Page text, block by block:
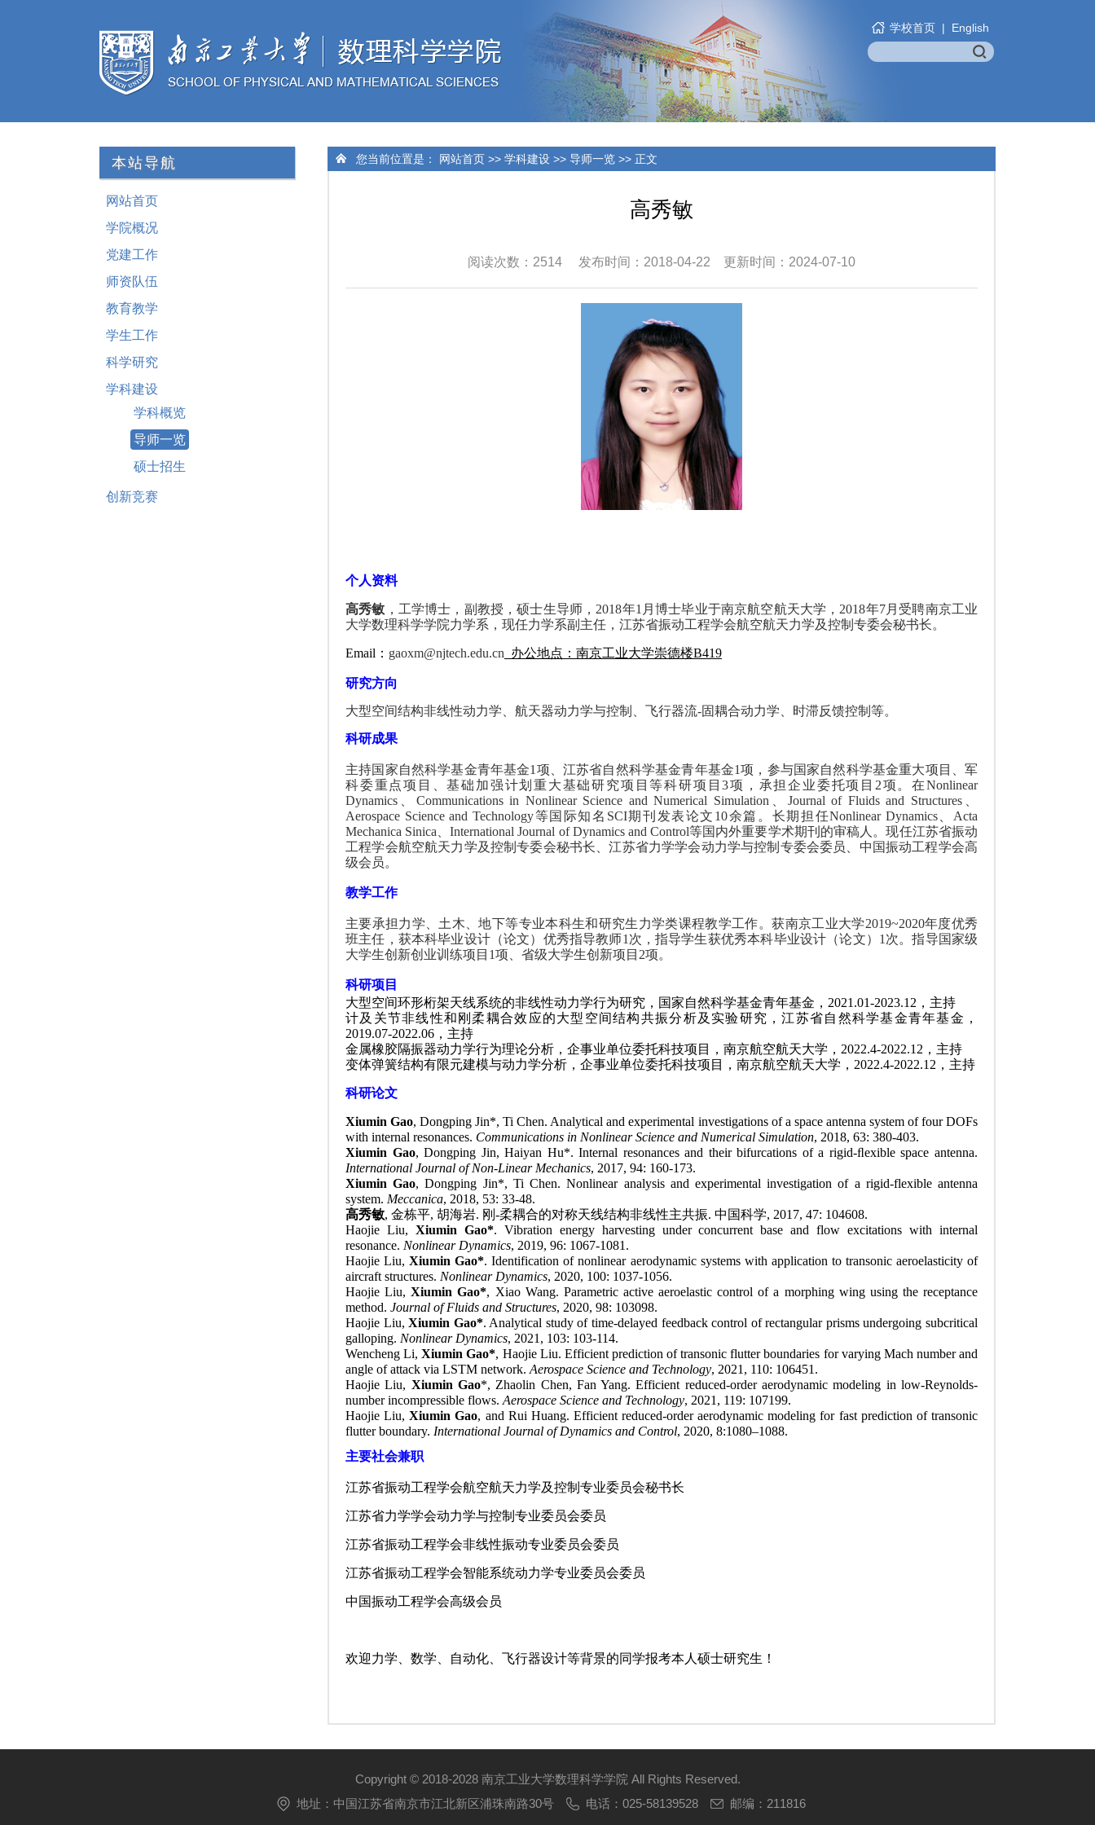
学校首页 | English
本站导航
网站首页
学院概况
党建工作
师资队伍
教育教学
学生工作
科学研究
学科建设
学科概览
导师一览
硕士招生
创新竞赛
您当前位置是： 网站首页 >> 学科建设 >> 导师一览 >> 正文
高秀敏
阅读次数： 2514 发布时间：2018-04-22 更新时间：2024-07-10
个人资料
高秀敏 ，工学博士，副教授，硕士生导师， 2018年1 月博士毕业于南京航空航天大学， 2018年7月受聘南京工业
大学数理科学学院力学系，现任力学系副主任，江苏省振动工程学会航空航天力学及控制专委会秘书长。
Email ： gaoxm@njtech.edu.cn 办公地点：南京工业大学崇德楼B419
研究方向
大型空间结构非线性动力学、航天器动力学与控制、飞行器流-固耦合动力学、时滞反馈控制等。
科研成果
主持国家自然科学基金青年基金1 项、江苏省自然科学基金青年基金1项，参与国家自然科学基金重大项目、军
科委重点项目、基础加强计划重大基础研究项目等科研项目3项，承担企业委托项目 2项。在Nonlinear
Dynamics
Communications in Nonlinear Science and Numerical Simulation Journal of Fluids and Structures、
Aerospace Science and Technology等国际知名 SCI期刊发表论文 10余篇。长期担任Nonlinear Dynamics、 Acta
Mechanica Sinica 、International Journal of Dynamics and Control等国内外重要学术期刊的审稿人。现任江苏省振动
工程学会航空航天力学及控制专委会秘书长、江苏省力学学会动力学与控制专委会委员、中国振动工程学会高
级会员。
教学工作
主要承担力学、土木、地下等专业本科生和研究生力学类课程教学工作。获南京工业大学2019~2020年度优秀
班主任，获本科毕业设计（论文）优秀指导教师1 次，指导学生获优秀本科毕业设计（论文） 1 次。指导国家级
大学生创新创业训练项目 1项、省级大学生创新项目 2项。
科研项目
大型空间环形桁架天线系统的非线性动力学行为研究 ，国家自然科学基金青年基金， 2021.01-2023.12 ，主持
计及关节非线性和刚柔耦合效应的大型空间结构共振分析及实验研究 ，江苏省自然科学基金青年基金，
2019.07-2022.06 ，主持
金属橡胶隔振器动力学行为理论分析，企事业单位委托科技项目，南京航空航天大学， 2022.4-2022.12 ，主持
变体弹簧结构有限元建模与动力学分析，企事业单位委托科技项目，南京航空航天大学， 2022.4-2022.12 ，主持
科研论文
Xiumin Gao, Dongping Jin*, Ti Chen. Analytical and experimental investigations of a space antenna system of four DOFs
with internal resonances. Communications in Nonlinear Science and Numerical Simulation, 2018, 63: 380-403.
Xiumin Gao, Dongping Jin, Haiyan Hu*. Internal resonances and their bifurcations of a rigid-ﬂexible space antenna.
International Journal of Non-Linear Mechanics, 2017, 94: 160-173.
Xiumin Gao, Dongping Jin*, Ti Chen. Nonlinear analysis and experimental investigation of a rigid-flexible antenna
system. Meccanica, 2018, 53: 33-48.
高秀敏, 金栋平, 胡海岩. 刚 -柔耦合的对称天线结构非线性主共振. 中国科学, 2017, 47: 104608.
Haojie Liu, Xiumin Gao*. Vibration energy harvesting under concurrent base and flow excitations with internal
resonance. Nonlinear Dynamics, 2019, 96: 1067-1081.
Haojie Liu,Xiumin Gao*. Identification of nonlinear aerodynamic systems with application to transonic aeroelasticity of
aircraft structures. Nonlinear Dynamics, 2020, 100: 1037-1056.
Haojie Liu,Xiumin Gao*, Xiao Wang. Parametric active aeroelastic control of a morphing wing using the receptance
method. Journal of Fluids and Structures, 2020, 98: 103098.
Haojie Liu,Xiumin Gao*. Analytical study of time-delayed feedback control of rectangular prisms undergoing subcritical
galloping. Nonlinear Dynamics, 2021, 103: 103-114.
Wencheng Li,Xiumin Gao*, Haojie Liu. Efficient prediction of transonic flutter boundaries for varying Mach number and
angle of attack via LSTM network. Aerospace Science and Technology, 2021, 110: 106451.
Haojie Liu, Xiumin Gao*, Zhaolin Chen, Fan Yang. Efficient reduced-order aerodynamic modeling in low-Reynolds-
number incompressible flows. Aerospace Science and Technology, 2021, 119: 107199.
Haojie Liu,Xiumin Gao, and Rui Huang. Efficient reduced-order aerodynamic modeling for fast prediction of transonic
flutter boundary. International Journal of Dynamics and Control, 2020, 8:1080–1088.
主要社会兼职
江苏省振动工程学会航空航天力学及控制专业委员会秘书长
江苏省力学学会动力学与控制专业委员会委员
江苏省振动工程学会非线性振动专业委员会委员
江苏省振动工程学会智能系统动力学专业委员会委员
中国振动工程学会高级会员
欢迎力学、数学、自动化、飞行器设计等背景的同学报考本人硕士研究生！
Copyright © 2018-2028 南京工业大学数理科学学院 All Rights Reserved.
地址：中国江苏省南京市江北新区浦珠南路30号
电话：025-58139528 邮编：211816